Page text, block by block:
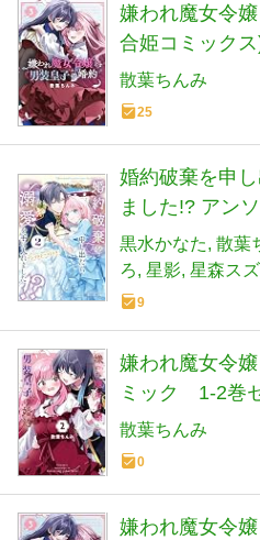
嫌われ魔女令
合姫コミック
散葉ちんみ
25
婚約破棄を申
ました!? アン
ース コミック)
黒水かなた 散葉
ろ 星影 星森スズ
9
嫌われ魔女令
ミック 1-2巻
散葉ちんみ
0
嫌われ魔女令